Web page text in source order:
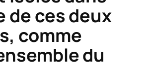
de ces deux
comme
du